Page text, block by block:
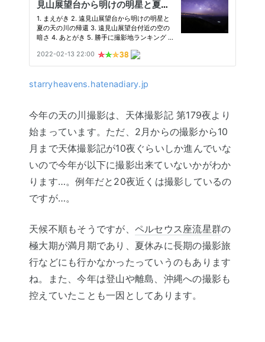
starryheavens.hatenadiary.jp
今年の天の川撮影は、天体撮影記 第179夜より
始まっています。ただ、2月からの撮影から10
月まで天体撮影記が10夜ぐらいしか進んでいな
いので今年が以下に撮影出来ていないかがわか
ります…。例年だと20夜近くは撮影しているの
ですが…。
天候不順もそうですが、 ペルセウス座流星群の
極大期が満月期であり、夏休みに長期の撮影旅
行などにも行かなかったっていうのもあります
ね。また、今年は登山や離島、沖縄への撮影も
控えていたことも一因としてあります。